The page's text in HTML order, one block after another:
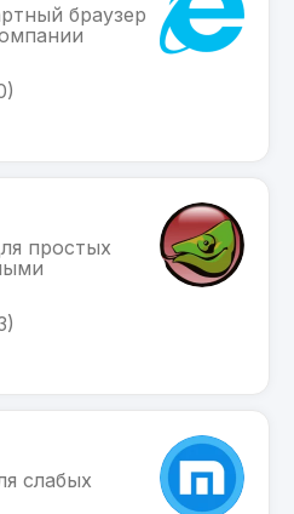
браузер
простых
слабых